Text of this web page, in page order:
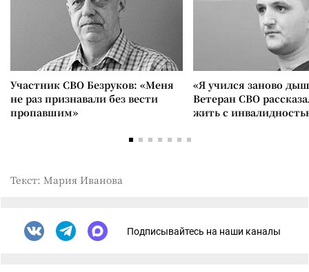
Участник СВО Безруков: «Меня
не раз признавали без вести
пропавшим»
«Я учился заново
Ветеран СВО
жить с
Текст: Мария Иванова
Подписывайтесь на наши каналы